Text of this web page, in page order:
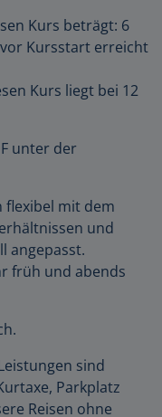
Kurs beträgt: 6
Kursstart erreicht
Kurs liegt bei 12
unter der
flexibel mit dem
und
angepasst.
früh und abends
sind
Parkplatz
Reisen ohne